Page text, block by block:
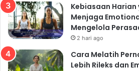
dan perubahan suasana hati.
selama 8-10 jam setiap malam.
Tips Mendapatkan
Cukup
Buat jadwal tidur yang teratur:
Kebiasaan
Menjaga
Mengelola
2 hari ago
Cara Melatih
Lebih Rileks dan